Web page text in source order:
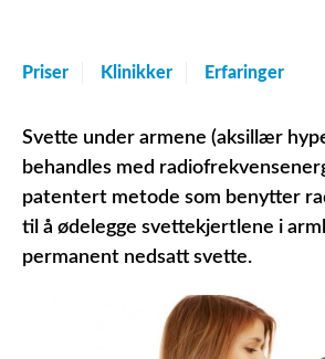
Priser Klinikker Erfaringer
Svette under armene (aksillær
behandles med
patentert metode som benytter
til å ødelegge svettekjertlene i
permanent nedsatt svette.